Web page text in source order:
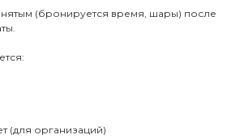
(бронируется время, шары) после
(для организаций)